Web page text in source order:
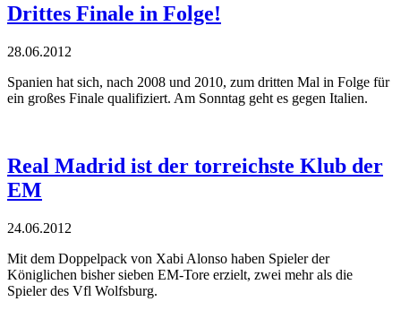
Drittes Finale in Folge!
28.06.2012
Spanien hat sich, nach 2008 und 2010, zum dritten Mal in Folge für
ein großes Finale qualifiziert. Am Sonntag geht es gegen Italien.
Real Madrid ist der torreichste Klub der
EM
24.06.2012
Mit dem Doppelpack von Xabi Alonso haben Spieler der
Königlichen bisher sieben EM-Tore erzielt, zwei mehr als die
Spieler des Vfl Wolfsburg.